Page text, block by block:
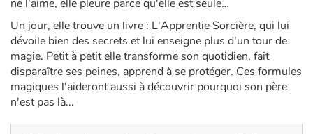
Apprentissage
Art, espace, activité
Documentaires
En famille
ne l'aime, elle pleure parce qu'elle est seule…
Un jour, elle trouve un livre : L'Apprentie Sorcière, qui lui
dévoile bien des secrets et lui enseigne plus d'un tour de
magie. Petit à petit elle transforme son quotidien, fait
disparaître ses peines, apprend à se protéger. Ces formules
magiques l'aideront aussi à découvrir pourquoi son père
n'est pas là...